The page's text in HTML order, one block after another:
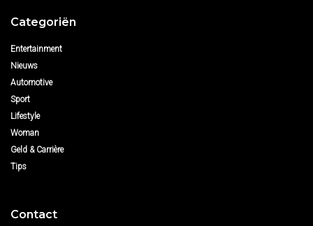
Categoriën
Entertainment
Nieuws
Automotive
Sport
Lifestyle
Woman
Geld & Carrière
Tips
Contact